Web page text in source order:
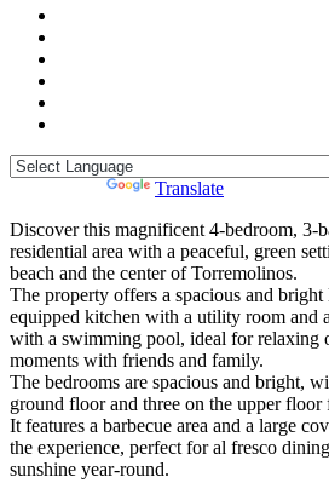
Translate
Discover this magnificent 4-bedroom, 3-
residential area with a peaceful, green
beach and the center of Torremolinos.
The property offers a spacious and
equipped kitchen with a utility room and
with a swimming pool, ideal for relaxing
moments with friends and family.
The bedrooms are spacious and bright,
ground floor and three on the upper floor
It features a barbecue area and a large
the experience, perfect for al fresco
sunshine year-round.